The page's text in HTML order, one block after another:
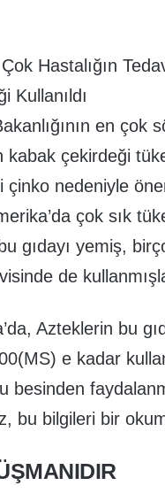
Hastalığın
Kullanıldı
en çok
kabak çekirdeği
çinko nedeniyle
çok sık
gıdayı yemiş,
de
Azteklerin bu
e kadar
besinden
bu bilgileri bir